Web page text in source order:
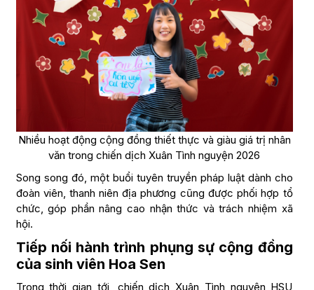
Nhiều hoạt động cộng đồng thiết thực và giàu giá trị nhân
văn trong chiến dịch Xuân Tình nguyện 2026
Song song đó, một buổi tuyên truyền pháp luật dành cho
đoàn viên, thanh niên địa phương cũng được phối hợp tổ
chức, góp phần nâng cao nhận thức và trách nhiệm xã
hội.
Tiếp nối hành trình phụng sự cộng đồng
của sinh viên Hoa Sen
Trong thời gian tới, chiến dịch Xuân Tình nguyện HSU